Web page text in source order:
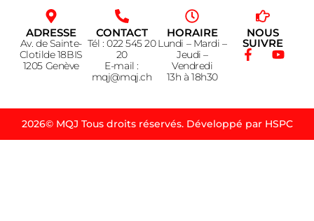
ADRESSE
Av. de Sainte-
Clotilde 18BIS
1205 Genève
CONTACT
Tél : 022 545 20
20
E-mail :
mqj@mqj.ch
HORAIRE
Lundi – Mardi –
Jeudi –
Vendredi
13h à 18h30
NOUS
SUIVRE
2026© MQJ Tous droits réservés. Développé par HSPC